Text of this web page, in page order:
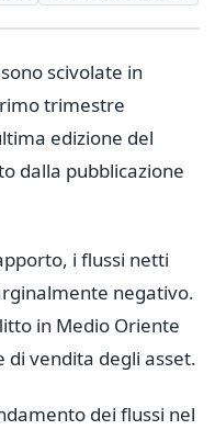
scivolate in
trimestre
edizione del
dalla pubblicazione
i flussi netti
negativo.
in Medio Oriente
di vendita degli asset.
dei flussi nel